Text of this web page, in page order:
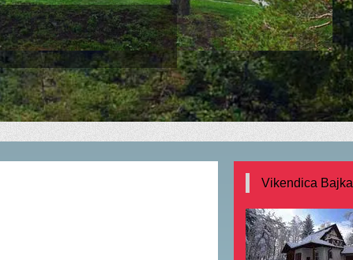
Vikendica Bajka